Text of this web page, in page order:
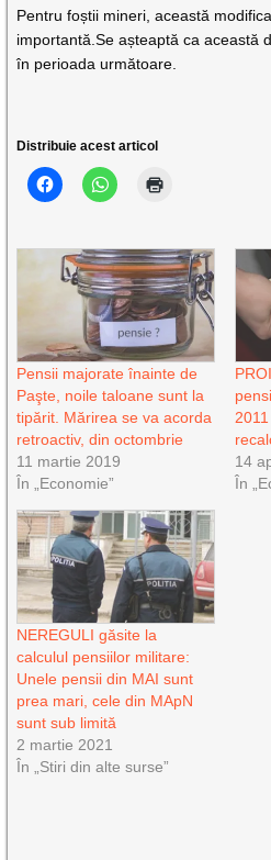
Pentru foștii mineri, această
importantă.Se așteaptă ca această
în perioada următoare.
Distribuie acest articol
Pensii majorate înainte de
Paşte, noile taloane sunt la
tipărit. Mărirea se va acorda
retroactiv, din octombrie
11 martie 2019
În „Economie”
14
În
NEREGULI găsite la
calculul pensiilor militare:
Unele pensii din MAI sunt
prea mari, cele din MApN
sunt sub limită
2 martie 2021
În „Stiri din alte surse”